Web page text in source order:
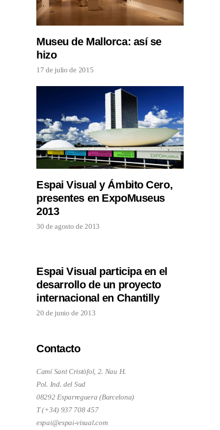
Museu de Mallorca: así se
hizo
17 de julio de 2015
Espai Visual y Ámbito Cero,
presentes en ExpoMuseus
2013
30 de agosto de 2013
Espai Visual participa en el
desarrollo de un proyecto
internacional en Chantilly
20 de junio de 2013
Contacto
Camí Sant Cristòfol, 2. Nau H.
Pol. Ind. del Sud
08292 Esparreguera (Barcelona)
T (+34) 937 708 457
espai@espai-visual.com